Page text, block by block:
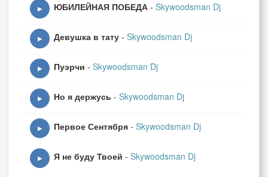
Да под конинчик
Напился в свинчик
Ам ам ам блинчик
Ам ам ам блинчик
▶ ЮБИЛЕЙНАЯ ПОБЕДА - Skywoodsman Dj
▶ Девушка в тату - Skywoodsman Dj
▶ Пуэрчи - Skywoodsman Dj
▶ Но я держусь - Skywoodsman Dj
▶ Первое Сентября - Skywoodsman Dj
▶ Я не буду Твоей - Skywoodsman Dj